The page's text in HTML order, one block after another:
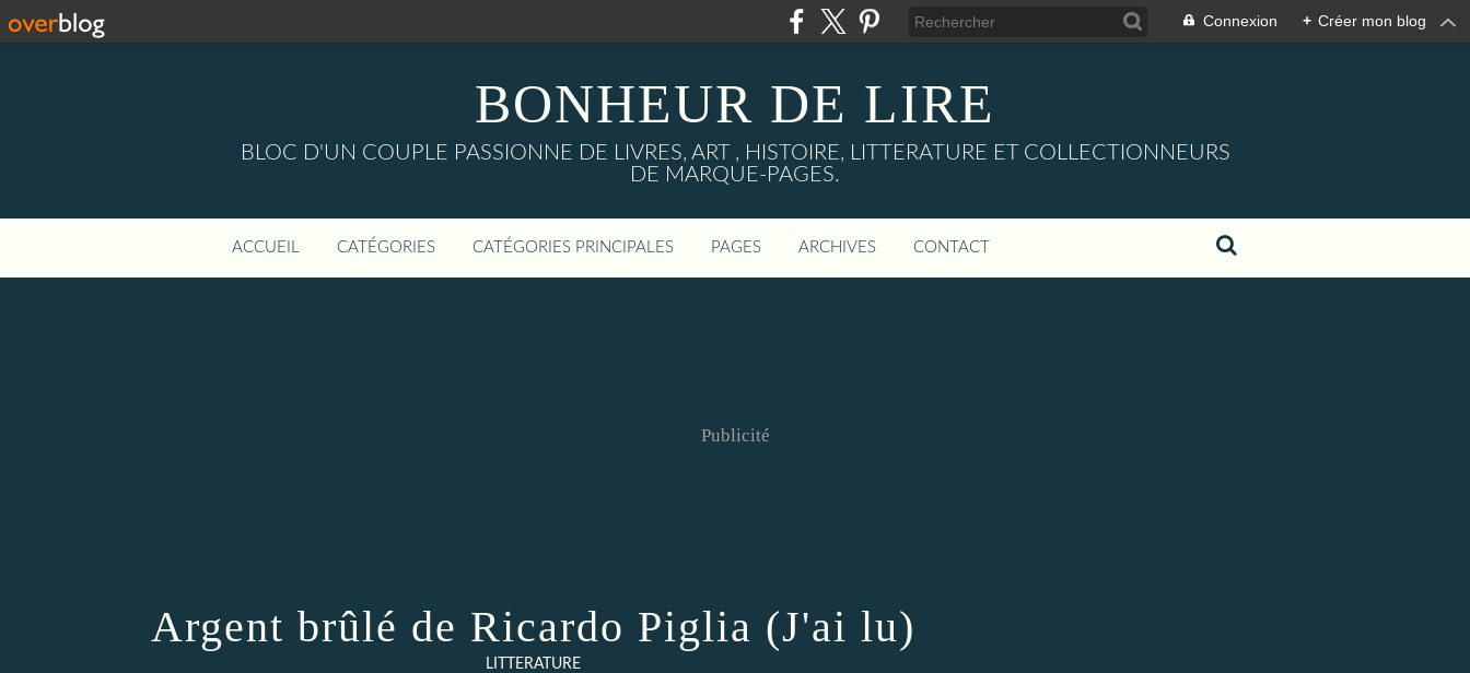
Connexion + Créer mon blog
BONHEUR DE LIRE
BLOC D'UN COUPLE PASSIONNE DE LIVRES, ART , HISTOIRE, LITTERATURE ET COLLECTIONNEURS
DE MARQUE-PAGES.
ACCUEIL CATÉGORIES CATÉGORIES PRINCIPALES PAGES ARCHIVES CONTACT
Publicité
Argent brûlé de Ricardo Piglia (J'ai lu)
LITTERATURE